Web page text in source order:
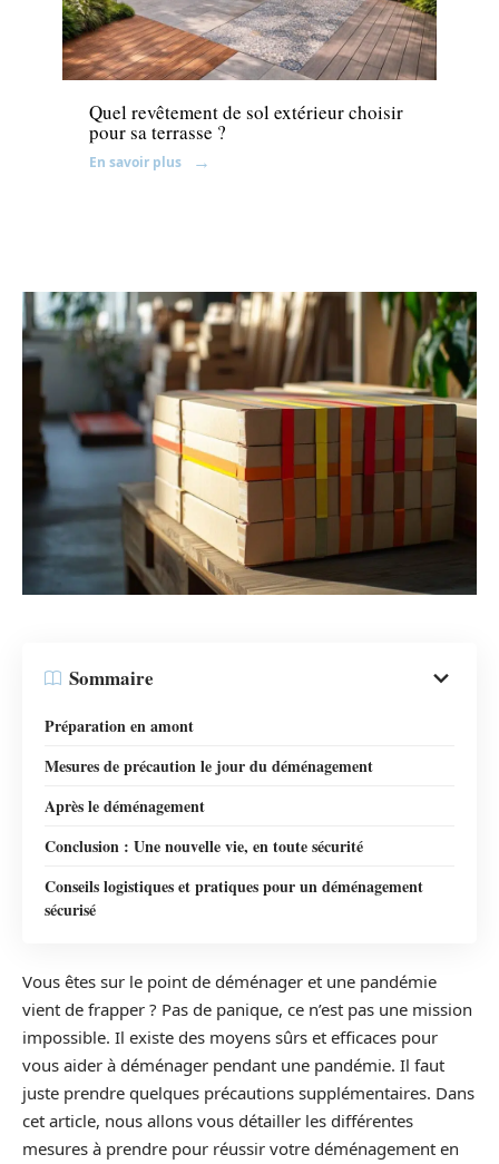
Jardin
Quel revêtement de sol extérieur choisir
pour sa terrasse ?
En savoir plus
Sommaire
Préparation en amont
Mesures de précaution le jour du déménagement
Après le déménagement
Conclusion : Une nouvelle vie, en toute sécurité
Conseils logistiques et pratiques pour un déménagement
sécurisé
Vous êtes sur le point de déménager et une pandémie
vient de frapper ? Pas de panique, ce n’est pas une mission
impossible. Il existe des moyens sûrs et efficaces pour
vous aider à déménager pendant une pandémie. Il faut
juste prendre quelques précautions supplémentaires. Dans
cet article, nous allons vous détailler les différentes
mesures à prendre pour réussir votre déménagement en